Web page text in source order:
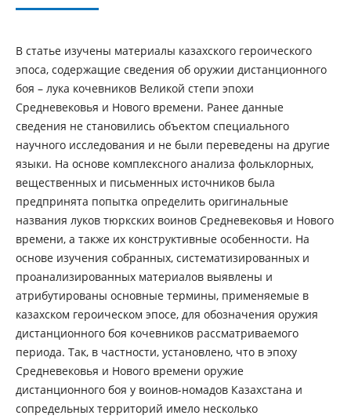
В статье изучены материалы казахского героического
эпоса, содержащие сведения об оружии дистанционного
боя – лука кочевников Великой степи эпохи
Средневековья и Нового времени. Ранее данные
сведения не становились объектом специального
научного исследования и не были переведены на другие
языки. На основе комплексного анализа фольклорных,
вещественных и письменных источников была
предпринята попытка определить оригинальные
названия луков тюркских воинов Средневековья и Нового
времени, а также их конструктивные особенности. На
основе изучения собранных, систематизированных и
проанализированных материалов выявлены и
атрибутированы основные термины, применяемые в
казахском героическом эпосе, для обозначения оружия
дистанционного боя кочевников рассматриваемого
периода. Так, в частности, установлено, что в эпоху
Средневековья и Нового времени оружие
дистанционного боя у воинов-номадов Казахстана и
сопредельных территорий имело несколько